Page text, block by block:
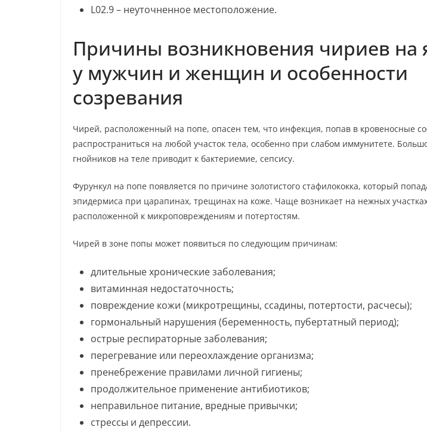
L02.9 – неуточненное местоположение.
Причины возникновения чириев на
у мужчин и женщин и особенности
созревания
Чирей, расположенный на попе, опасен тем, что инфекция, попав в кровеносные
распространиться на любой участок тела, особенно при слабом иммунитете.
гнойников на теле приводит к бактериемие, сепсису.
Фурункул на попе появляется по причине золотистого стафилококка, который
эпидермиса при царапинах, трещинах на коже. Чаще возникает на нежных
расположенной к микроповреждениям и потертостям.
Чирей в зоне попы может появиться по следующим причинам:
длительные хронические заболевания;
витаминная недостаточность;
повреждение кожи (микротрещины, ссадины, потертости, расчесы);
гормональный нарушения (беременность, пубертатный период);
острые респираторные заболевания;
перегревание или переохлаждение организма;
пренебрежение правилами личной гигиены;
продолжительное применение антибиотиков;
неправильное питание, вредные привычки;
стрессы и депрессии.